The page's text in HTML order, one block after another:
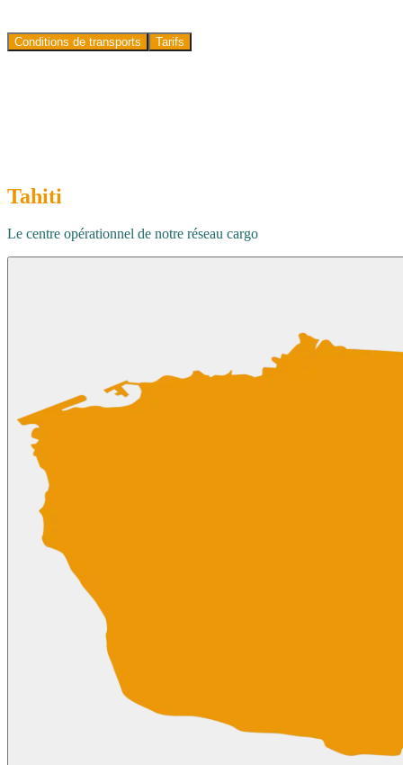
Conditions de transports Tarifs
Tahiti
Le centre opérationnel de notre réseau cargo